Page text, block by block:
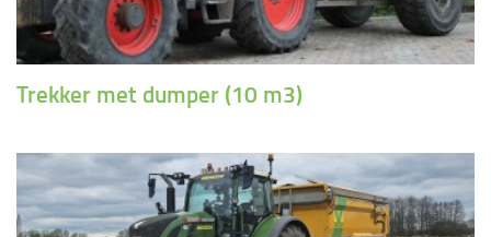
Trekker met dumper (10 m3)